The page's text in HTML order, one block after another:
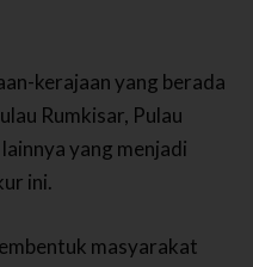
kerajaan yang berada
Rumkisar, Pulau
yang menjadi
ini.
masyarakat